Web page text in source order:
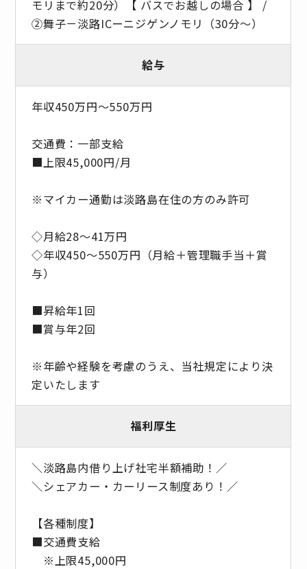
モリまで約20分）【 バスでお越しの場合 】 /
②舞子－淡路ICーニジゲンノモリ（30分～）
給与
年収450万円～550万円
交通費：一部支給
■上限45,000円/月
※マイカー通勤は淡路島在住の方のみ許可
◇月給28～41万円
◇年収450～550万円（月給＋管理職手当＋賞
与）
■昇給年1回
■賞与年2回
※年齢や経験を考慮のうえ、当社規定により決
定いたします
福利厚生
＼淡路島内借り上げ社宅半額補助！／
＼シェアカー・カーリース制度あり！／
【各種制度】
■交通費支給
※上限45,000円